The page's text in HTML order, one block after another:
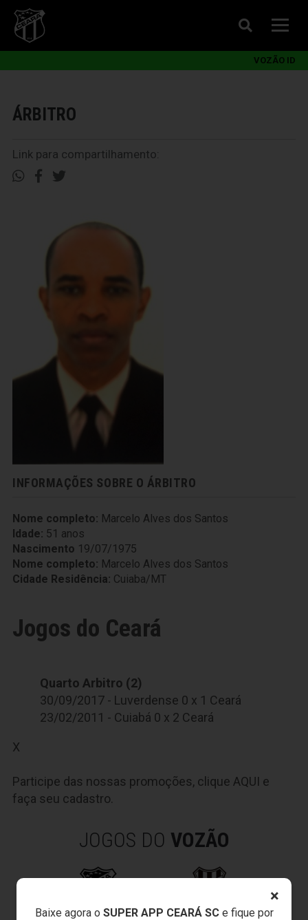
×
Baixe agora o SUPER APP CEARÁ SCe fique por
VOZÃO ID
ÁRBITRO
Link para compartilhamento:
INFORMAÇÕES SOBRE O ÁRBITRO
Nome completo: Marcelo Alves dos Santos
Idade: 51 anos
Nascimento 19/07/1975
Nome completo: Marcelo Alves dos Santos
Cidade Residência: Cuiaba/MT
Jogos do Ceará
Quarto Arbitro (2)
30/09/2017 - Luverdense 0 x 1 Ceará
23/02/2011 - Cuiabá 0 x 2 Ceará
X
Participe das nossas promoções, clique AQUI e
faça seu cadastro.
JOGOS DO VOZÃO